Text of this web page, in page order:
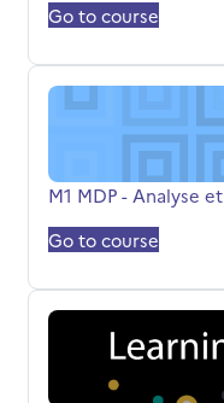
Go to course
M1 MDP - Analyse
Titolo del corso
M1 MDP - Analyse
Go to course
PRESENTATION